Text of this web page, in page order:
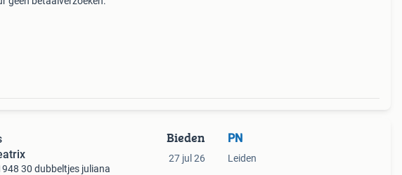
30 dubbeltjes juliana
Bieden
27 jul 26
PN
Leiden